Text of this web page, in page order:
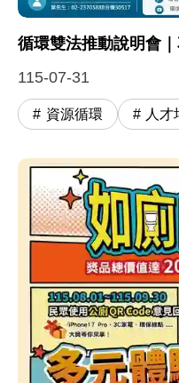
循環雙法推動說明會
115-07-31
資源循環 人才